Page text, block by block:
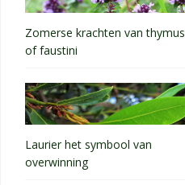
Zomerse krachten van thymus
of faustini
Laurier het symbool van
overwinning